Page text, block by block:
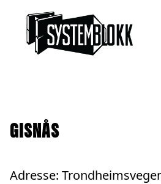
GISNÅS
Adresse: